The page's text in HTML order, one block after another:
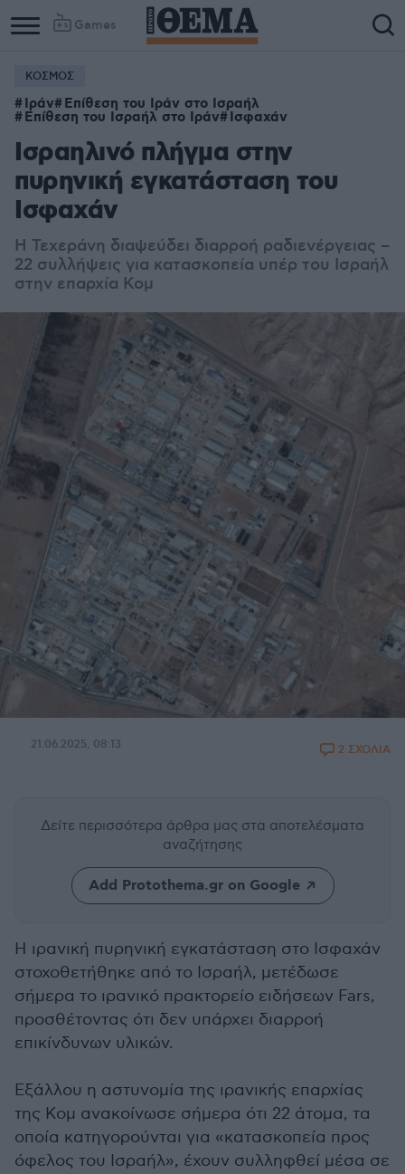
Games
ΚΟΣΜΟΣ
Ιράν Επίθεση του Ιράν στο Ισραήλ
Επίθεση του Ισραήλ στο Ιράν Ισφαχάν
Ισραηλινό πλήγμα στην
πυρηνική εγκατάσταση του
Ισφαχάν
Η Τεχεράνη διαψεύδει διαρροή ραδιενέργειας –
22 συλλήψεις για κατασκοπεία υπέρ του Ισραήλ
στην επαρχία Κομ
21.06.2025, 08:13 2 ΣΧΟΛΙΑ
Δείτε περισσότερα άρθρα μας στα αποτελέσματα
αναζήτησης
Add Protothema.gr on Google
Η ιρανική πυρηνική εγκατάσταση στο Ισφαχάν
στοχοθετήθηκε από το Ισραήλ, μετέδωσε
σήμερα το ιρανικό πρακτορείο ειδήσεων Fars,
προσθέτοντας ότι δεν υπάρχει διαρροή
επικίνδυνων υλικών.
Εξάλλου η αστυνομία της ιρανικής επαρχίας
της Κομ ανακοίνωσε σήμερα ότι 22 άτομα, τα
οποία κατηγορούνται για «κατασκοπεία προς
όφελος του Ισραήλ», έχουν συλληφθεί μέσα σε